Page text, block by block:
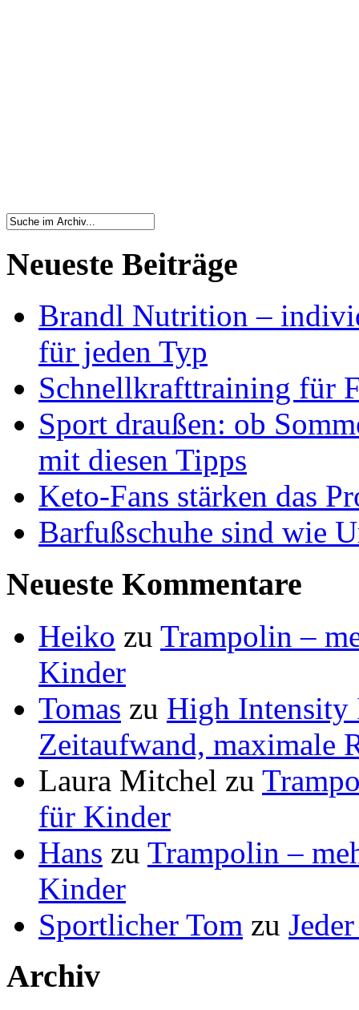
Neueste Beiträge
Brandl Nutrition –
für jeden Typ
Schnellkrafttraining für
Sport draußen: ob
mit diesen Tipps
Keto-Fans stärken das
Barfußschuhe sind wie
Neueste Kommentare
Heiko zu Trampolin –
Kinder
Tomas zu High
Zeitaufwand, maximale
Laura Mitchel zu
für Kinder
Hans zu Trampolin –
Kinder
Sportlicher Tom zu
Archiv